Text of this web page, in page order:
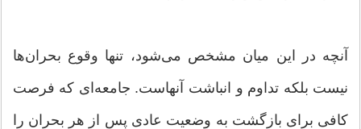
آنچه در این میان مشخص می‌شود، تنها وقوع بحران‌ها
نیست بلکه تداوم و انباشت آنهاست. جامعه‌ای که فرصت
کافی برای بازگشت به وضعیت عادی پس از هر بحران را